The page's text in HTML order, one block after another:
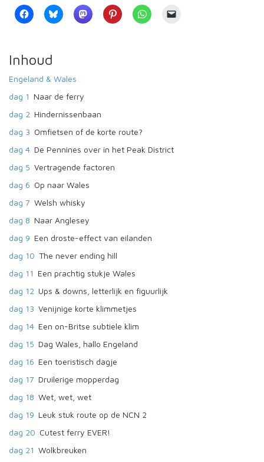
Inhoud
Engeland & Wales
dag 1 Naar de ferry
dag 2 Hindernissenbaan
dag 3 Omfietsen of de korte route?
dag 4 De Pennines over in het Peak District
dag 5 Vertragende factoren
dag 6 Op naar Wales
dag 7 Welsh whisky
dag 8 Naar Anglesey
dag 9 Een droste-effect van eilanden
dag 10 The never ending hill
dag 11 Een prachtig stukje Wales
dag 12 Ups & downs, letterlijk en figuurlijk
dag 13 Venijnige korte klimmetjes
dag 14 Een on-Britse subtiele klim
dag 15 Dag Wales, hallo Engeland
dag 16 Een toeristisch dagje
dag 17 Druilerige mopperdag
dag 18 Wet, wet, wet
dag 19 Leuk stuk route op de NCN 2
dag 20 Cutest ferry EVER!
dag 21 Wolkbreuken